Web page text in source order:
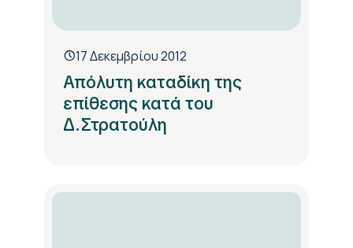
17 Δεκεμβρίου 2012
Απόλυτη καταδίκη της
επίθεσης κατά του
Δ.Στρατούλη